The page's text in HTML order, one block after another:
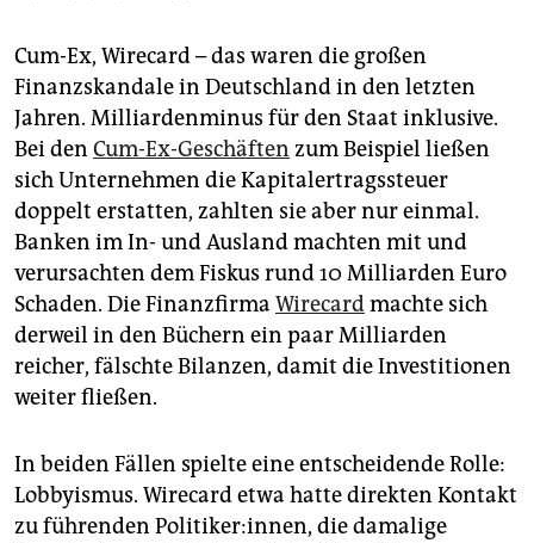
unterstützen
abo
genossenschaft
epaper login
Cum-Ex, Wirecard – das waren die großen
Finanzskandale in Deutschland in den letzten
Jahren. Milliardenminus für den Staat inklusive.
Bei den Cum-Ex-Geschäften zum Beispiel ließen
sich Unternehmen die Kapitalertragssteuer
doppelt erstatten, zahlten sie aber nur einmal.
Banken im In- und Ausland machten mit und
verursachten dem Fiskus rund 10 Milliarden Euro
Schaden. Die Finanzfirma Wirecardmachte sich
derweil in den Büchern ein paar Milliarden
reicher, fälschte Bilanzen, damit die Investitionen
weiter fließen.
In beiden Fällen spielte eine entscheidende Rolle:
Lobbyismus. Wirecard etwa hatte direkten Kontakt
zu führenden Po­li­ti­ke­r:in­nen, die damalige